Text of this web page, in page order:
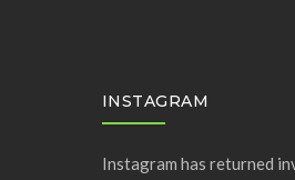
INSTAGRAM
Instagram has returned